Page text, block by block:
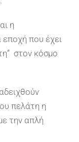
η
εποχή που έχει
στον κόσμο
πελάτη η
την απλή